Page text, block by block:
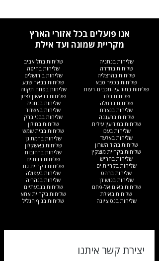
אנו פועלים בכל אזורי הארץ
מקריית שמונה ועד אילת
שליחות בנתניה
שליחות בחדרה
שליחות בהרצליה
שליחות בכפר סבא
שליחות במודיעין-מכבים-רעות
שליחות בתל אביב
שליחות בחיפה
שליחות בירושלים
שליחות בבאר שבע
שליחות בפתח תקווה
שליחות בלוד
שליחות ברמלה
שליחות בנצרת
שליחות ברעננה
שליחות במודיעין עילית
שליחות בראשון לציון
שליחות בנתניה
שליחות באשדוד
שליחות בבני ברק
שליחות בחולון
שליחות בבית שמש
שליחות בעכו
שליחות באלעד
שליחות בהוד השרון
שליחות בקריית מוצקין
שליחות בחריש
שליחות בקריית ים​
שליחות ברמת גן
שליחות באשקלון
שליחות ברחובות
שליחות בבת ים
שליחות בקריית גת
שליחות ברהט
שליחות בגוש דן
שליחות באום אל-פחם
שליחות באילת
שליחות בנס ציונה
שליחות בעפולה
שליחות בנהריה
שליחות בגבעתיים
שליחות בקריית אתא
שליחות בנוף הגליל
יצירת קשר איתנו